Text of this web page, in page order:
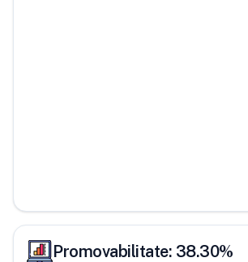
Promovabilitate: 38.30%